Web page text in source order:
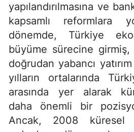
yapılandırılmasına ve
kapsamlı reformlara
dönemde, Türkiye
büyüme sürecine
doğrudan yabancı
yılların ortalarında
arasında yer alarak
daha önemli bir
Ancak, 2008 küresel